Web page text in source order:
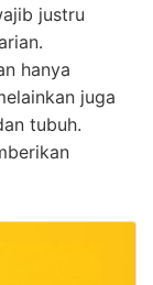
justru
hanya
juga
tubuh.